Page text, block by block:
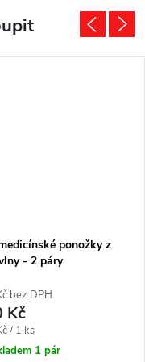
ponožky z
- 2 páry
bez DPH
Kč
/ 1 ks
1 pár